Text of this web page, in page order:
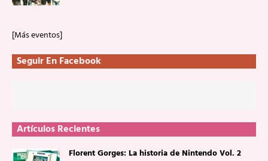
[Más eventos]
Seguir En Facebook
Artículos Recientes
Florent Gorges: La historia de Nintendo Vol. 2